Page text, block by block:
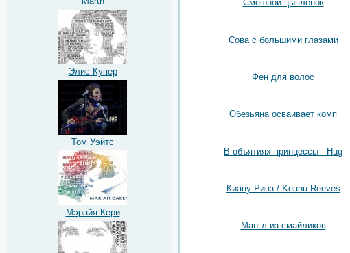
Элис Купер
Том Уэйтс
Мэрайя Кери
Смешной цыплёнок
Сова с большими глазами
Фен для волос
Обезьяна осваивает комп
В объятиях принцессы - Hug
Киану Ривз / Keanu Reeves
Мангл из смайликов